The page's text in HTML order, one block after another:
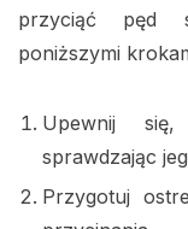
przyciąć pęd
poniższymi
Upewnij
sprawdzając
Przygotuj